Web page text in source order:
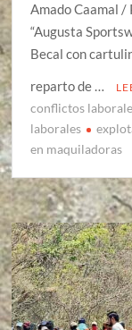
Amado Caamal /
“Augusta
Becal con
reparto de …
conflictos
laborales
en maquiladoras